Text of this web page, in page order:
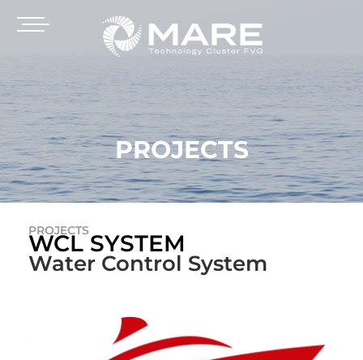
PROJECTS
PROJECTS
WCL SYSTEM
Water Control System